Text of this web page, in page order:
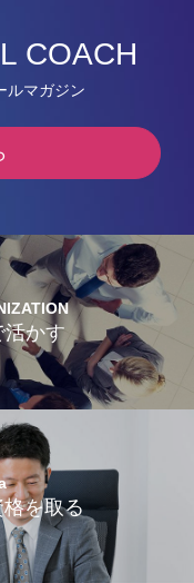
COACH
ルマガジン
活かす
を取る